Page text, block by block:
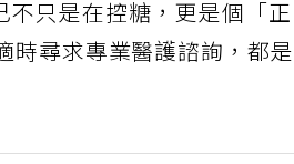
不只是在控糖，更是個「正
時尋求專業醫護諮詢，都是